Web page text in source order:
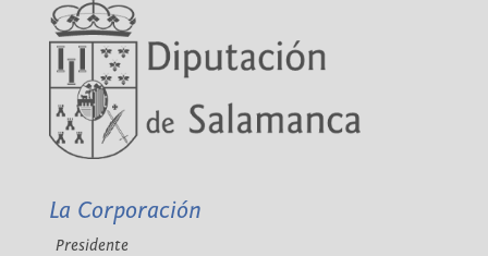
La Corporación
Presidente